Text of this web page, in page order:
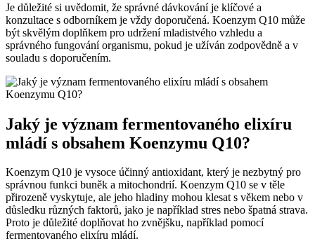
Je důležité si uvědomit, že správné dávkování je klíčové a
konzultace s odborníkem je vždy doporučená. Koenzym Q10 může
být skvělým doplňkem pro udržení mladistvého vzhledu a
správného fungování organismu, pokud je užíván zodpovědně a v
souladu s doporučením.
Jaký je význam fermentovaného elixíru
mládí s obsahem Koenzymu Q10?
Koenzym Q10 je vysoce účinný antioxidant, který je nezbytný pro
správnou funkci buněk a mitochondrií. Koenzym Q10 se v těle
přirozeně vyskytuje, ale jeho hladiny mohou klesat s věkem nebo v
důsledku různých faktorů, jako je například stres nebo špatná strava.
Proto je důležité doplňovat ho zvnějšku, například pomocí
fermentovaného elixíru mládí.